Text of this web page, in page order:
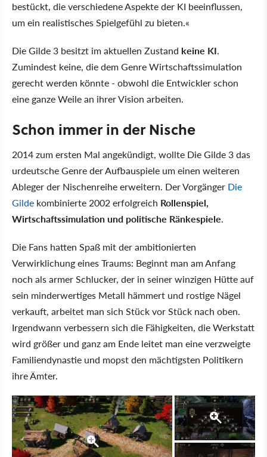
bestückt, die verschiedene Aspekte der KI beeinflussen,
um ein realistisches Spielgefühl zu bieten.«
Die Gilde 3 besitzt im aktuellen Zustand keine KI.
Zumindest keine, die dem Genre Wirtschaftssimulation
gerecht werden könnte - obwohl die Entwickler schon
eine ganze Weile an ihrer Vision arbeiten.
Schon immer in der Nische
2014 zum ersten Mal angekündigt, wollte Die Gilde 3 das
urdeutsche Genre der Aufbauspiele um einen weiteren
Ableger der Nischenreihe erweitern. Der Vorgänger Die
Gilde kombinierte 2002 erfolgreich Rollenspiel,
Wirtschaftssimulation und politische Ränkespiele.
Die Fans hatten Spaß mit der ambitionierten
Verwirklichung eines Traums: Beginnt man am Anfang
noch als armer Schlucker, der in seiner winzigen Hütte auf
sein minderwertiges Metall hämmert und rostige Nägel
verkauft, arbeitet man sich Stück vor Stück nach oben.
Irgendwann verbessern sich die Fähigkeiten, die Werkstatt
wird größer und ganz am Ende leitet man eine verzweigte
Familiendynastie und mopst den mächtigsten Politikern
ihre Ämter.